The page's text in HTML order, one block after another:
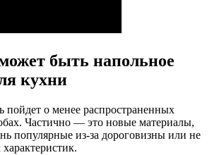
быть напольное
кухни
пойдет о менее распространенных
Частично — это новые материалы,
популярные из-за дороговизны или не